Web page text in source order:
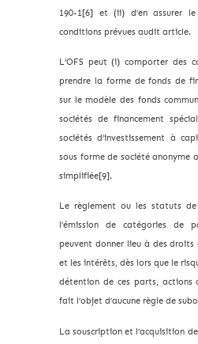
190-1[6] et (ii) d’en assurer
conditions prévues audit article.
L’OFS peut (i) comporter des
prendre la forme de fonds de
sur le modèle des fonds
sociétés de financement
sociétés d’investissement à
sous forme de société anonyme
simplifiée[9].
Le règlement ou les statuts de
l’émission de catégories de
peuvent donner lieu à des droits
et les intérêts, dès lors que le
détention de ces parts, actions
fait l’objet d’aucune règle de
La souscription et l’acquisition